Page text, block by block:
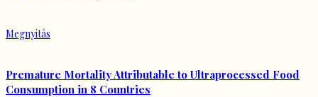
Megnyitás
Premature Mortality Attributable to Ultraprocessed Food
Consumption in 8 Countries